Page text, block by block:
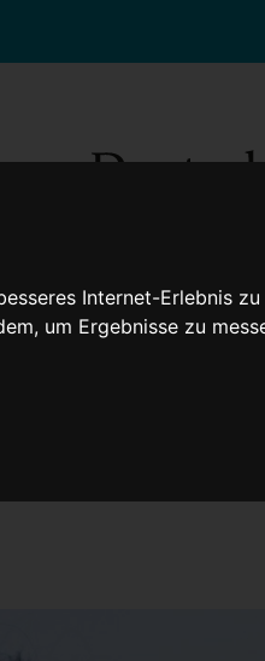
Internet-Erlebnis
um Ergebnisse zu